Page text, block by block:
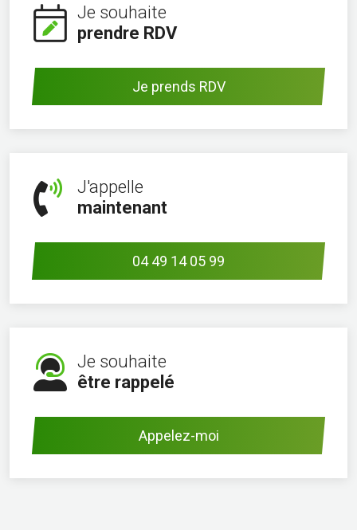
Je souhaite
prendre RDV
Je prends RDV
J'appelle
maintenant
04 49 14 05 99
Je souhaite
être rappelé
Appelez-moi